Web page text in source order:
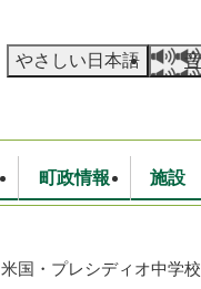
やさしい日本語
道路・公園
町政情報
財政
施設
米国・プレシディオ中学